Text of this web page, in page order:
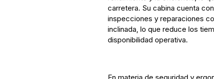
carretera. Su cabina cuenta
inspecciones y reparaciones
inclinada, lo que reduce los
disponibilidad operativa.